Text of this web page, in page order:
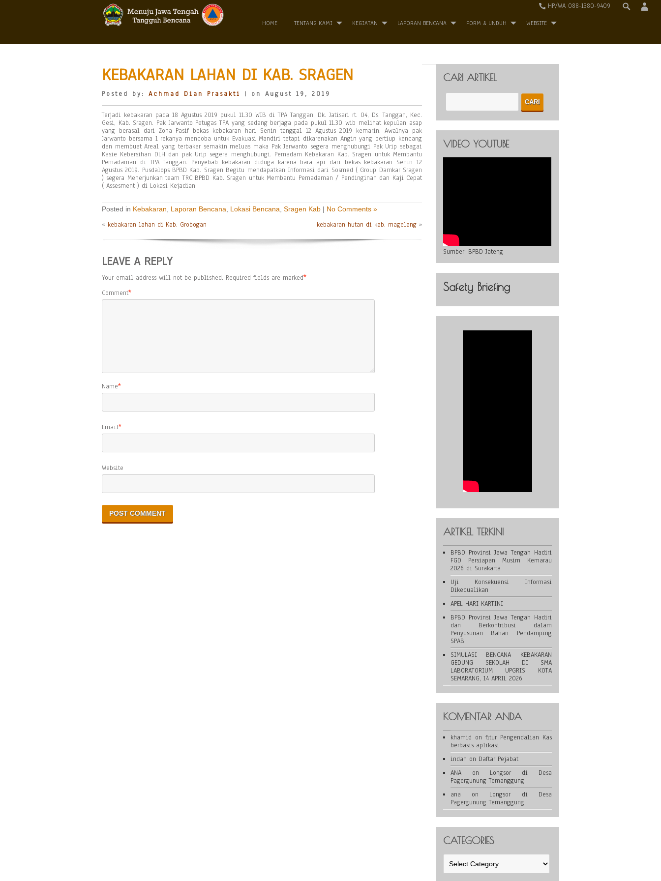
HP/WA 088-1380-9409
HOME TENTANG KAMI KEGIATAN LAPORAN BENCANA FORM & UNDUH WEBSITE
KEBAKARAN LAHAN DI KAB. SRAGEN
Posted by: Achmad Dian Prasakti | on August 19, 2019
Terjadi kebakaran pada 18 Agustus 2019 pukul 11.30 WIB di TPA Tanggan, Dk. Jatisari rt. 04, Ds. Tanggan, Kec.
Gesi, Kab. Sragen. Pak Jarwanto Petugas TPA yang sedang berjaga pada pukul 11.30 wib melihat kepulan asap
yang berasal dari Zona Pasif bekas kebakaran hari Senin tanggal 12 Agustus 2019 kemarin. Awalnya pak
Jarwanto bersama 1 rekanya mencoba untuk Evakuasi Mandiri tetapi dikarenakan Angin yang bertiup kencang
dan membuat Areal yang terbakar semakin meluas maka Pak Jarwanto segera menghubungi Pak Urip sebagai
Kasie Kebersihan DLH dan pak Urip segera menghubungi. Pemadam Kebakaran Kab. Sragen untuk Membantu
Pemadaman di TPA Tanggan. Penyebab kebakaran diduga karena bara api dari bekas kebakaran Senin 12
Agustus 2019. Pusdalops BPBD Kab. Sragen Begitu mendapatkan Informasi dari Sosmed ( Group Damkar Sragen
) segera Menerjunkan team TRC BPBD Kab. Sragen untuk Membantu Pemadaman / Pendinginan dan Kaji Cepat
( Assesment ) di Lokasi Kejadian
Posted in Kebakaran Laporan Bencana Lokasi Bencana Sragen Kab | No Comments »
« kebakaran lahan di Kab. Grobogan kebakaran hutan di kab. magelang »
LEAVE A REPLY
Your email address will not be published. Required fields are marked*
Comment*
Name*
Email*
Website
CARI ARTIKEL
VIDEO YOUTUBE
Sumber: BPBD Jateng
Safety Briefing
ARTIKEL TERKINI
BPBD Provinsi Jawa Tengah Hadiri
FGD Persiapan Musim Kemarau
2026 di Surakarta
Uji Konsekuensi Informasi
Dikecualikan
APEL HARI KARTINI
BPBD Provinsi Jawa Tengah Hadiri
dan Berkontribusi dalam
Penyusunan Bahan Pendamping
SPAB
SIMULASI BENCANA KEBAKARAN
GEDUNG SEKOLAH DI SMA
LABORATORIUM UPGRIS KOTA
SEMARANG, 14 APRIL 2026
KOMENTAR ANDA
khamid on fitur Pengendalian Kas
berbasis aplikasi
indah on Daftar Pejabat
ANAon Longsor di Desa
Pagergunung Temanggung
ana on Longsor di Desa
Pagergunung Temanggung
CATEGORIES
Categories